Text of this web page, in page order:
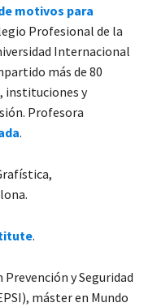
motivos para
Profesional de la
Internacional
más de 80
instituciones y
Profesora
.
.
y Seguridad
máster en Mundo